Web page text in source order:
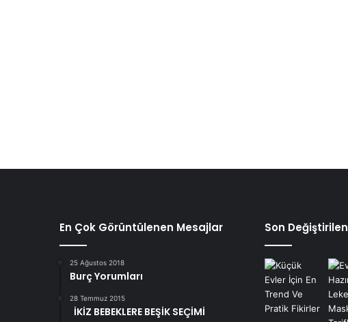
En Çok Görüntülenen Mesajlar
25 Ağustos 2018
Burç Yorumları
28 Temmuz 2015
İKİZ BEBEKLERE BEŞİK SEÇİMİ
Son